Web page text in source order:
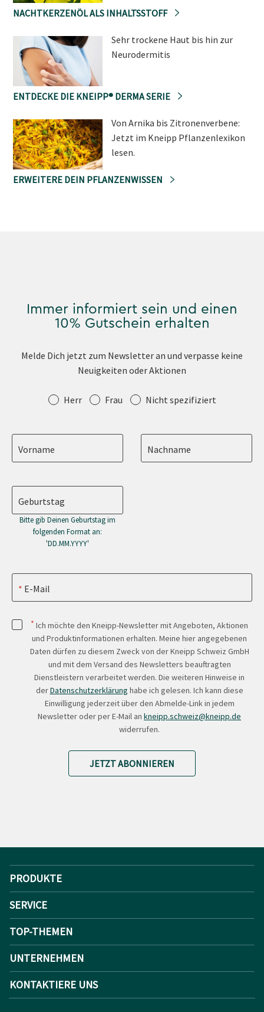
NACHTKERZENÖL ALS INHALTSSTOFF
Sehr trockene Haut bis hin zur
Neurodermitis
ENTDECKE DIE KNEIPP® DERMA SERIE
Von Arnika bis Zitronenverbene:
Jetzt im Kneipp Pflanzenlexikon
lesen.
ERWEITERE DEIN PFLANZENWISSEN
Immer informiert sein und einen
10% Gutschein erhalten
Melde Dich jetzt zum Newsletter an und verpasse keine
Neuigkeiten oder Aktionen
Anrede Herr Frau Nicht spezifiziert
Vorname Nachname
Geburtstag
Bitte gib Deinen Geburtstag im
folgenden Format an:
'DD.MM.YYYY'
E-Mail
* Ich möchte den Kneipp-Newsletter mit Angeboten, Aktionen
und Produktinformationen erhalten. Meine hier angegebenen
Daten dürfen zu diesem Zweck von der Kneipp Schweiz GmbH
und mit dem Versand des Newsletters beauftragten
Dienstleistern verarbeitet werden. Die weiteren Hinweise in
derDatenschutzerklärung habe ich gelesen. Ich kann diese
Einwilligung jederzeit über den Abmelde-Link in jedem
Newsletter oder per E-Mail an kneipp.schweiz@kneipp.de
widerrufen.
JETZT ABONNIEREN
PRODUKTE
SERVICE
TOP-THEMEN
UNTERNEHMEN
KONTAKTIERE UNS